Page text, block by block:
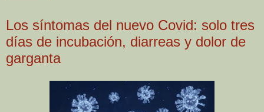
Los síntomas del nuevo Covid: solo tres
días de incubación, diarreas y dolor de
garganta